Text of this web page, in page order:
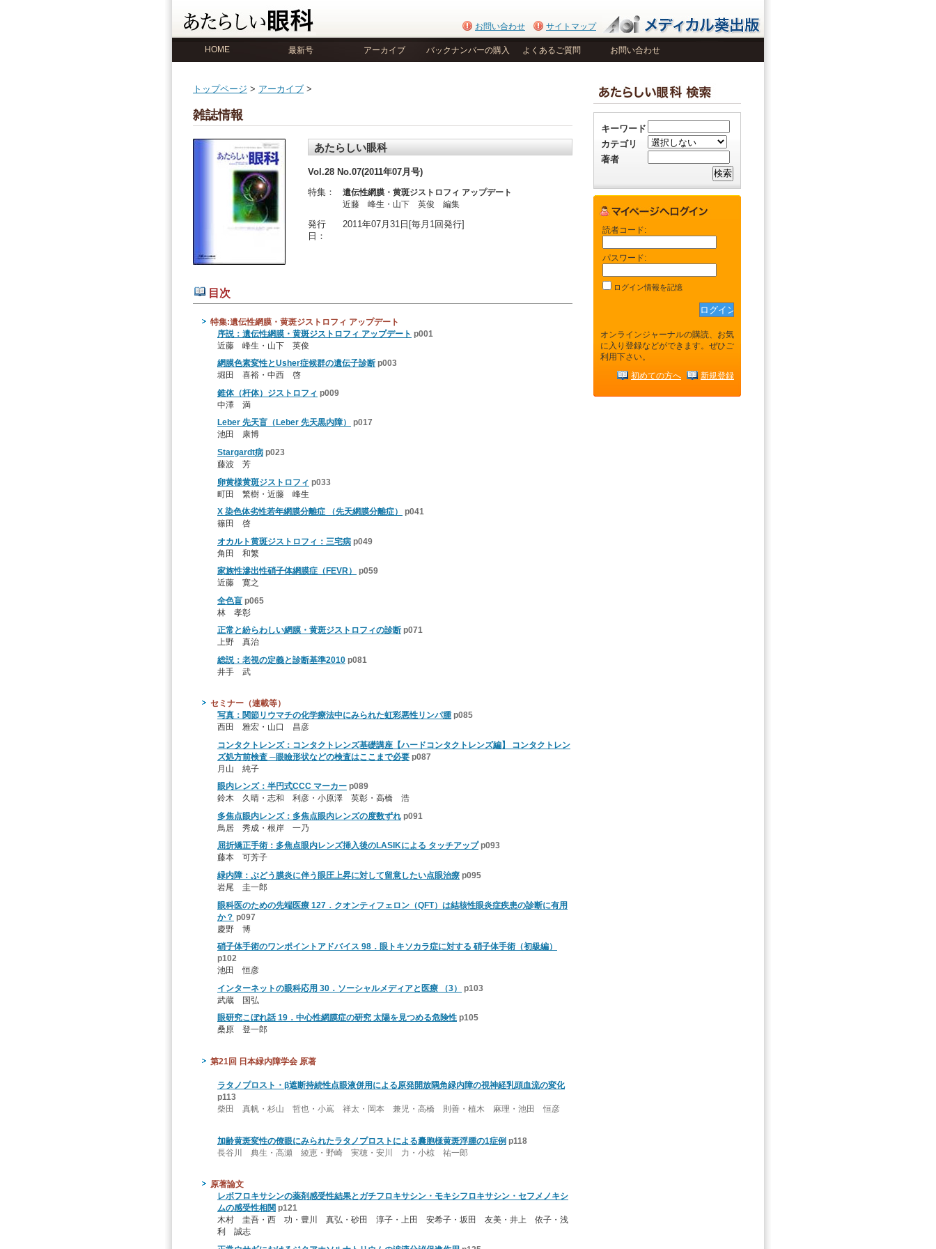
お問い合わせ サイトマップ
HOME 最新号 アーカイブ バックナンバーの購入 よくあるご質問 お問い合わせ
トップページ > アーカイブ >
雑誌情報
あたらしい眼科
Vol.28 No.07(2011年07月号)
特集：
遺伝性網膜・黄斑ジストロフィ アップデート
近藤 峰生・山下 英俊 編集
発行
日：
2011年07月31日[毎月1回発行]
目次
特集:遺伝性網膜・黄斑ジストロフィ アップデート
序説：遺伝性網膜・黄斑ジストロフィ アップデート p001
近藤 峰生・山下 英俊
網膜色素変性とUsher症候群の遺伝子診断 p003
堀田 喜裕・中西 啓
錐体（杆体）ジストロフィ p009
中澤 満
Leber 先天盲（Leber 先天黒内障）
p017
池田 康博
Stargardt病 p023
藤波 芳
卵黄様黄斑ジストロフィ p033
町田 繁樹・近藤 峰生
X 染色体劣性若年網膜分離症 （先天網膜分離症）
p041
篠田 啓
オカルト黄斑ジストロフィ：三宅病 p049
角田 和繁
家族性滲出性硝子体網膜症（FEVR）
p059
近藤 寛之
全色盲 p065
林 孝彰
正常と紛らわしい網膜・黄斑ジストロフィの診断 p071
上野 真治
総説：老視の定義と診断基準2010 p081
井手 武
セミナー（連載等）
写真：関節リウマチの化学療法中にみられた虹彩悪性リンパ腫 p085
西田 雅宏・山口 昌彦
コンタクトレンズ：コンタクトレンズ基礎講座【ハードコンタクトレンズ編】 コンタクトレン
ズ処方前検査 ─眼瞼形状などの検査はここまで必要 p087
月山 純子
眼内レンズ：半円式CCC マーカー p089
鈴木 久晴・志和 利彦・小原澤 英彰・高橋 浩
多焦点眼内レンズ：多焦点眼内レンズの度数ずれ p091
鳥居 秀成・根岸 一乃
屈折矯正手術：多焦点眼内レンズ挿入後のLASIKによる タッチアップ p093
藤本 可芳子
緑内障：ぶどう膜炎に伴う眼圧上昇に対して留意したい点眼治療 p095
岩尾 圭一郎
眼科医のための先端医療 127．クオンティフェロン（QFT）は結核性眼炎症疾患の診断に有用
か？ p097
慶野 博
硝子体手術のワンポイントアドバイス 98．眼トキソカラ症に対する 硝子体手術（初級編）
p102
池田 恒彦
インターネットの眼科応用 30．ソーシャルメディアと医療 （3）
p103
武蔵 国弘
眼研究こぼれ話 19．中心性網膜症の研究 太陽を見つめる危険性 p105
桑原 登一郎
第21回 日本緑内障学会 原著
ラタノプロスト・β遮断持続性点眼液併用による原発開放隅角緑内障の視神経乳頭血流の変化
p113
柴田 真帆・杉山 哲也・小嶌 祥太・岡本 兼児・高橋 則善・植木 麻理・池田 恒彦
加齢黄斑変性の僚眼にみられたラタノプロストによる囊胞様黄斑浮腫の1症例 p118
長谷川 典生・高瀬 綾恵・野崎 実穂・安川 力・小椋 祐一郎
原著論文
レボフロキサシンの薬剤感受性結果とガチフロキサシン・モキシフロキサシン・セフメノキシ
ムの感受性相関 p121
木村 圭吾・西 功・豊川 真弘・砂田 淳子・上田 安希子・坂田 友美・井上 依子・浅
利 誠志
キーワード
カテゴリ
著者
読者コード:
パスワード:
ログイン情報を記憶
オンラインジャーナルの購読、お気
に入り登録などができます。ぜひご
利用下さい。
初めての方へ 新規登録